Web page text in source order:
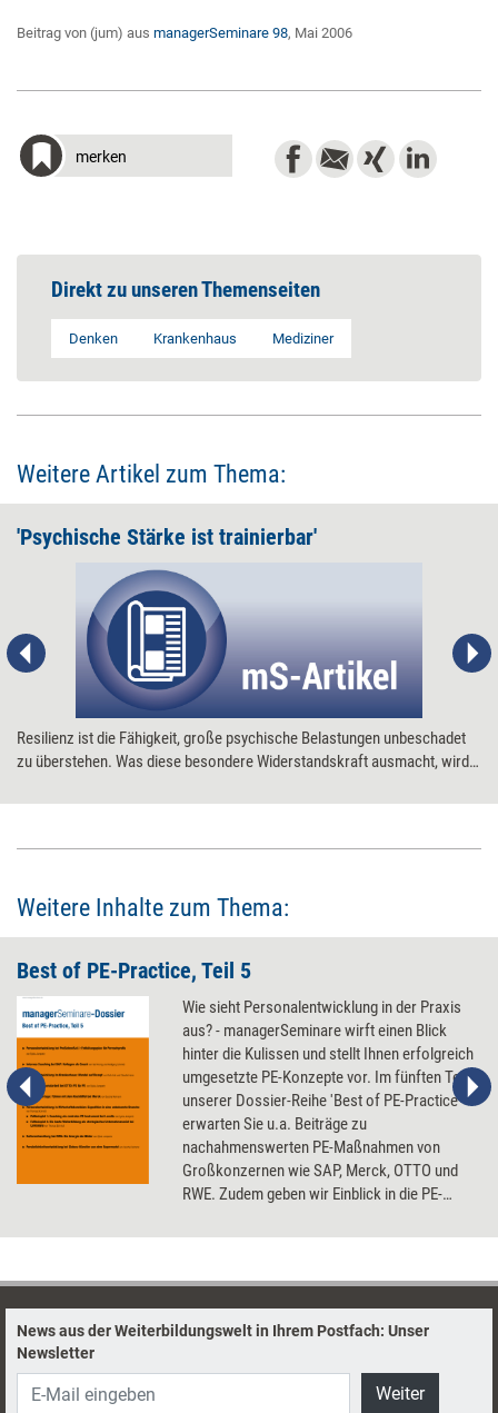
Beitrag von (jum) aus managerSeminare 98, Mai 2006
merken
Direkt zu unseren Themenseiten
Denken Krankenhaus Mediziner
Weitere Artikel zum Thema:
'Psychische Stärke ist trainierbar'
Resilienz ist die Fähigkeit, große psychische Belastungen unbeschadet
zu überstehen. Was diese besondere Widerstandskraft ausmacht, wird
der dort arbeitenden Isabella Helmreich.
Weitere Inhalte zum Thema:
Best of PE-Practice, Teil 5
Wie sieht Personalentwicklung in der Praxis
aus? - managerSeminare wirft einen Blick
hinter die Kulissen und stellt Ihnen erfolgreich
umgesetzte PE-Konzepte vor. Im fünften Teil
unserer Dossier-Reihe 'Best of PE-Practice'
erwarten Sie u.a. Beiträge zu
nachahmenswerten PE-Maßnahmen von
Großkonzernen wie SAP, Merck, OTTO und
RWE. Zudem geben wir Einblick in die PE-
Wirtschaftskanzleien und zeigen, wie
Sendern aussehen kann.
News aus der Weiterbildungswelt in Ihrem Postfach: Unser
Newsletter
Weiter